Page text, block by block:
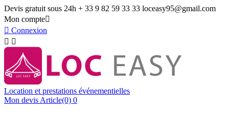
Devis gratuit sous 24h + 33 9 82 59 33 33 loceasy95@gmail.com
Mon compte
 Connexion
 
Location et prestations événementielles
Mon devis Article(0) 0